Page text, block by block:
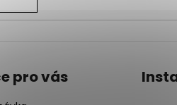
pro vás